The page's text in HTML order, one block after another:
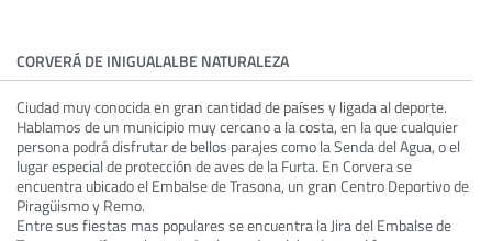
CORVERÁ DE INIGUALALBE NATURALEZA
Ciudad muy conocida en gran cantidad de países y ligada al deporte.
Hablamos de un municipio muy cercano a la costa, en la que cualquier
persona podrá disfrutar de bellos parajes como la Senda del Agua, o el
lugar especial de protección de aves de la Furta. En Corvera se
encuentra ubicado el Embalse de Trasona, un gran Centro Deportivo de
Piragüismo y Remo.
Entre sus fiestas mas populares se encuentra la Jira del Embalse de